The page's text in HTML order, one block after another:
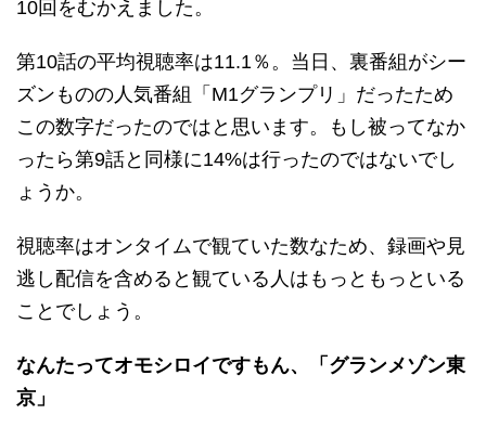
10回をむかえました。
第10話の平均視聴率は11.1％。当日、裏番組がシー
ズンものの人気番組「M1グランプリ」だったため
この数字だったのではと思います。もし被ってなか
ったら第9話と同様に14%は行ったのではないでし
ょうか。
視聴率はオンタイムで観ていた数なため、録画や見
逃し配信を含めると観ている人はもっともっといる
ことでしょう。
なんたってオモシロイですもん、「グランメゾン東
京」